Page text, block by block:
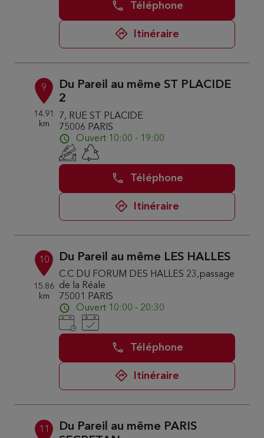
Téléphone
Itinéraire
9
14.91
km
Du Pareil au même ST PLACIDE
2
7, RUE ST PLACIDE
75006 PARIS
Ouvert 10:00 - 19:00
Téléphone
Itinéraire
10
15.86
km
Du Pareil au même LES HALLES
C.C DU FORUM DES HALLES 23,passage
de la Réale
75001 PARIS
Ouvert 10:00 - 20:30
Téléphone
Itinéraire
11
Du Pareil au même PARIS